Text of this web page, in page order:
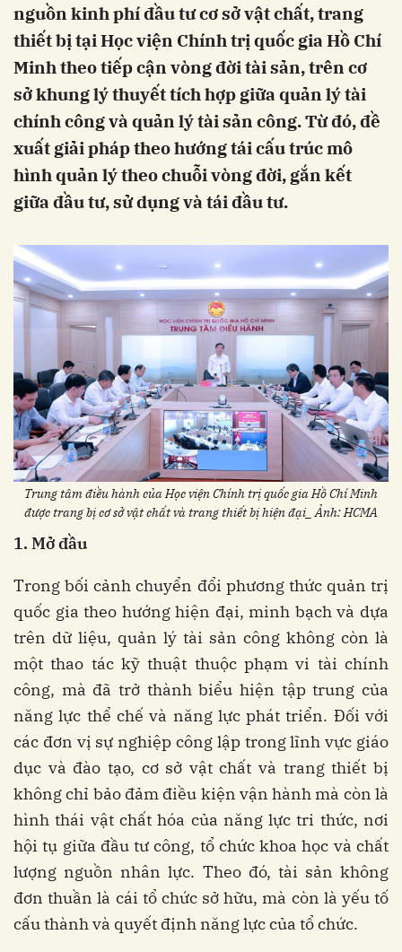
nguồn kinh phí đầu tư cơ sở vật chất, trang
thiết bị tại Học viện Chính trị quốc gia Hồ Chí
Minh theo tiếp cận vòng đời tài sản, trên cơ
sở khung lý thuyết tích hợp giữa quản lý tài
chính công và quản lý tài sản công. Từ đó, đề
xuất giải pháp theo hướng tái cấu trúc mô
hình quản lý theo chuỗi vòng đời, gắn kết
giữa đầu tư, sử dụng và tái đầu tư.
Trung tâm điều hành của Học viện Chính trị quốc gia Hồ Chí Minh
được trang bị cơ sở vật chất và trang thiết bị hiện đại_ Ảnh: HCMA
1. Mở đầu
Trong bối cảnh chuyển đổi phương thức quản trị
quốc gia theo hướng hiện đại, minh bạch và dựa
trên dữ liệu, quản lý tài sản công không còn là
một thao tác kỹ thuật thuộc phạm vi tài chính
công, mà đã trở thành biểu hiện tập trung của
năng lực thể chế và năng lực phát triển. Đối với
các đơn vị sự nghiệp công lập trong lĩnh vực giáo
dục và đào tạo, cơ sở vật chất và trang thiết bị
không chỉ bảo đảm điều kiện vận hành mà còn là
hình thái vật chất hóa của năng lực tri thức, nơi
hội tụ giữa đầu tư công, tổ chức khoa học và chất
lượng nguồn nhân lực. Theo đó, tài sản không
đơn thuần là cái tổ chức sở hữu, mà còn là yếu tố
cấu thành và quyết định năng lực của tổ chức.